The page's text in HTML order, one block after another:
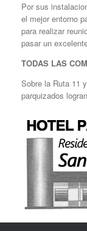
Por sus
el mejor entorno
para realizar
pasar un
TODAS LAS
Sobre la Ruta 11
parquizados